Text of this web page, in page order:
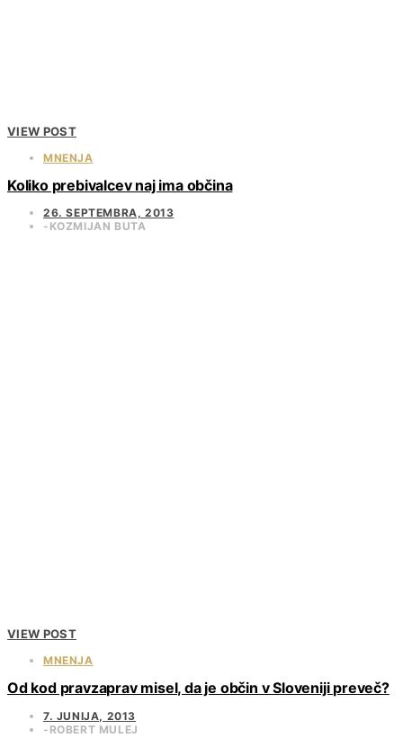
VIEW POST
MNENJA
Koliko prebivalcev naj ima občina
26. SEPTEMBRA, 2013
KOZMIJAN BUTA
VIEW POST
MNENJA
Od kod pravzaprav misel, da je občin v Sloveniji preveč?
7. JUNIJA, 2013
ROBERT MULEJ